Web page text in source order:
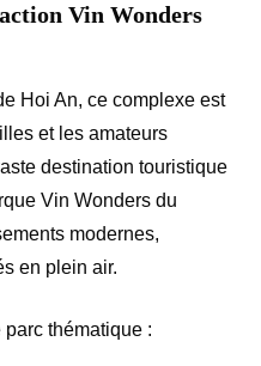
Vin Wonders
Hoi An, ce complexe est
et les amateurs
destination touristique
Vin Wonders du
modernes,
en plein air.
parc thématique :